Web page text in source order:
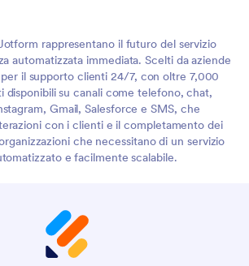
rappresentano il futuro del servizio
automatizzata immediata. Scelti da aziende
il supporto clienti 24/7, con oltre 7,000
disponibili su canali come telefono, chat,
Gmail, Salesforce e SMS, che
con i clienti e il completamento dei
che necessitano di un servizio
e facilmente scalabile.